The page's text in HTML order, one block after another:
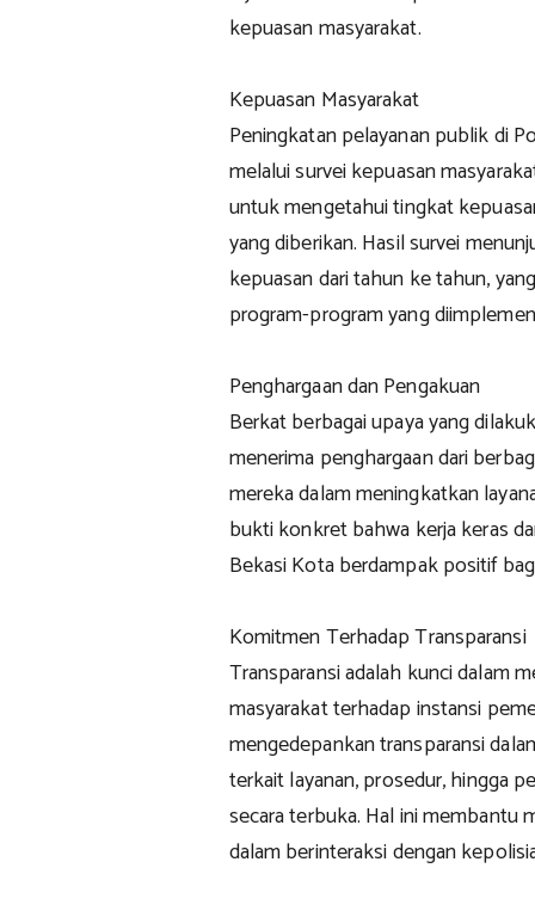
kepuasan masyarakat.
Kepuasan Masyarakat
Peningkatan pelayanan publik di
melalui survei kepuasan
untuk mengetahui tingkat
yang diberikan. Hasil survei
kepuasan dari tahun ke tahun,
program-program yang
Penghargaan dan Pengakuan
Berkat berbagai upaya yang
menerima penghargaan dari
mereka dalam meningkatkan
bukti konkret bahwa kerja keras
Bekasi Kota berdampak positif
Komitmen Terhadap Transparansi
Transparansi adalah kunci dalam
masyarakat terhadap instansi
mengedepankan transparansi
terkait layanan, prosedur, hingga
secara terbuka. Hal ini membantu
dalam berinteraksi dengan